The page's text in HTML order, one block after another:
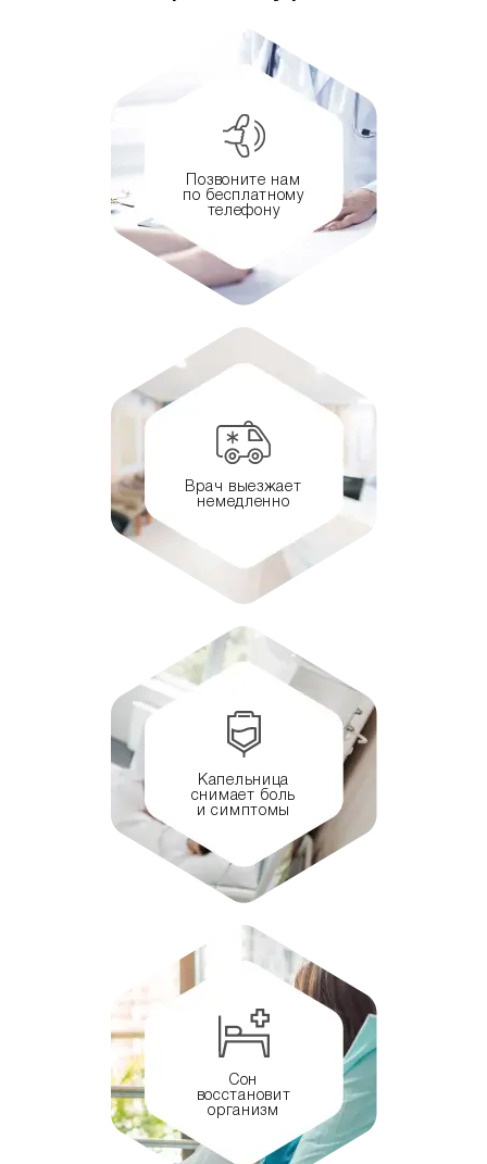
Позвоните нам
по бесплатному
телефону
Врач выезжает
немедленно
Капельница
снимает боль
и симптомы
Сон
восстановит
организм